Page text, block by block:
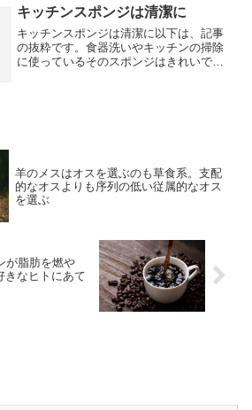
機構は2025年6月19日、男性医師の戒告
処分を発表した。男...
キッチンスポンジは清潔に
キッチンスポンジは清潔に以下は、記事
の抜粋です。食器洗いやキッチンの掃除
に使っているそのスポンジはきれいです
羊のメスはオスを選ぶのも草食系。支配
的なオスよりも序列の低い従属的なオス
を選ぶ
が脂肪を燃や
なヒトにあて